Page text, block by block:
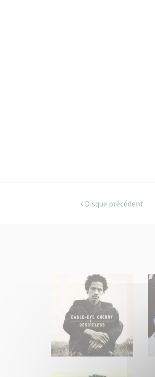
Disque précédent